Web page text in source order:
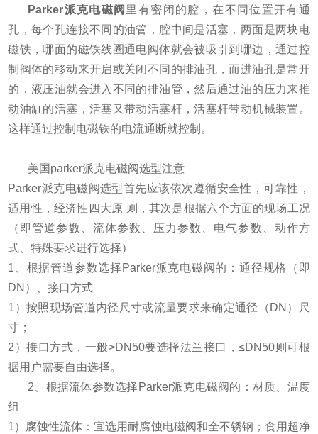
Parker派克电磁阀 里有密闭的腔，在不同位置开有通
孔，每个孔连接不同的油管，腔中间是活塞，两面是两块电
磁铁，哪面的磁铁线圈通电阀体就会被吸引到哪边，通过控
制阀体的移动来开启或关闭不同的排油孔，而进油孔是常开
的，液压油就会进入不同的排油管，然后通过油的压力来推
动油缸的活塞，活塞又带动活塞杆，活塞杆带动机械装置。
这样通过控制电磁铁的电流通断就控制。
美国parker派克电磁阀选型注意
Parker派克电磁阀选型首先应该依次遵循安全性，可靠性，
适用性，经济性四大原 则，其次是根据六个方面的现场工况
（即管道参数、流体参数、压力参数、电气参数、动作方
式、特殊要求进行选择）
1、根据管道参数选择Parker派克电磁阀的：通径规格（即
DN）、接口方式
1）按照现场管道内径尺寸或流量要求来确定通径（DN）尺
寸；
2）接口方式，一般>DN50要选择法兰接口，≤DN50则可根
据用户需要自由选择。
2、根据流体参数选择Parker派克电磁阀的：材质、温度
组
1）腐蚀性流体：宜选用耐腐蚀电磁阀和全不锈钢；食用超净